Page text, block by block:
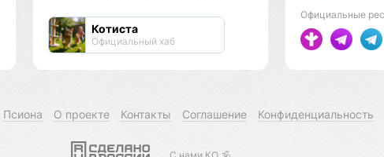
Котиста
Официальный хаб
Официальные
Псиона О проекте Контакты Соглашение Конфиденциальность